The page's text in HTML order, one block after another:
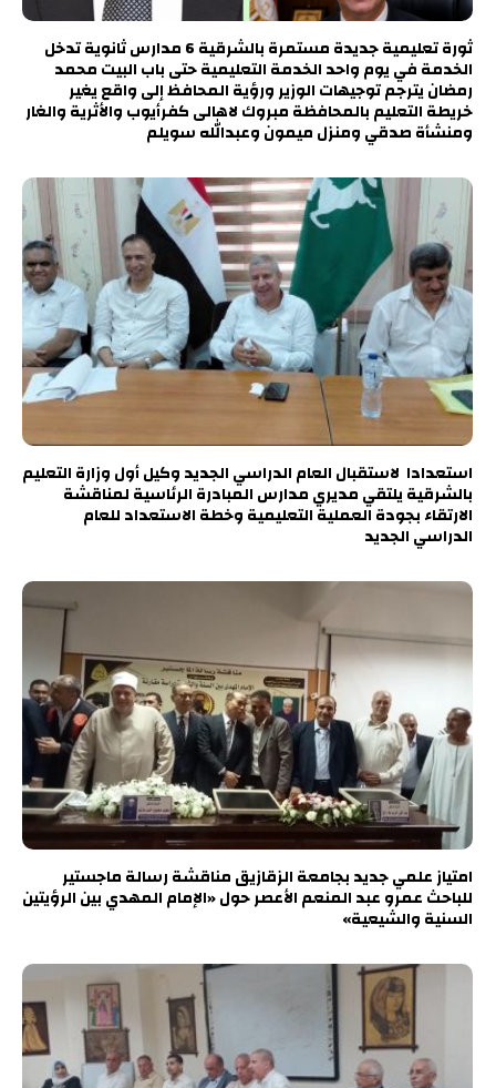
ثورة تعليمية جديدة مستمرة بالشرقية 6 مدارس ثانوية تدخل
الخدمة في يوم واحد الخدمة التعليمية حتى باب البيت محمد
رمضان يترجم توجيهات الوزير ورؤية المحافظ إلى واقع يغير
خريطة التعليم بالمحافظة مبروك لاهالى كفرأيوب والأثرية والغار
ومنشأة صدقي ومنزل ميمون وعبدالله سويلم
استعدادا لاستقبال العام الدراسي الجديد وكيل أول وزارة التعليم
بالشرقية يلتقي مديري مدارس المبادرة الرئاسية لمناقشة
الارتقاء بجودة العملية التعليمية وخطة الاستعداد للعام
الدراسي الجديد
امتياز علمي جديد بجامعة الزقازيق مناقشة رسالة ماجستير
للباحث عمرو عبد المنعم الأعصر حول «الإمام المهدي بين الرؤيتين
السنية والشيعية»